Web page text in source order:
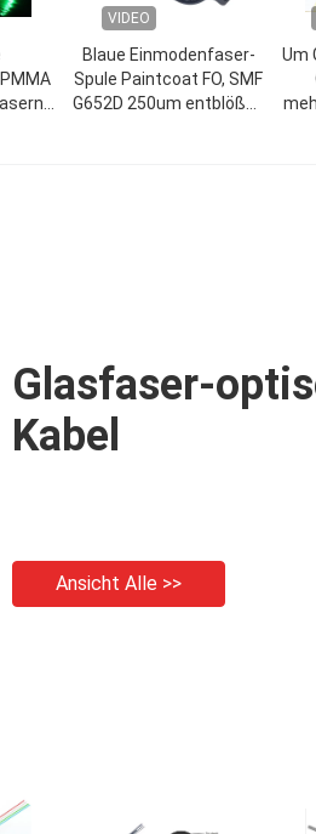
VIDEO
Blaue Einmodenfaser-
Spule Paintcoat FO, SMF
G652D 250um entblößen
Um
Glasfaser-
Kabel
Ansicht Alle >>